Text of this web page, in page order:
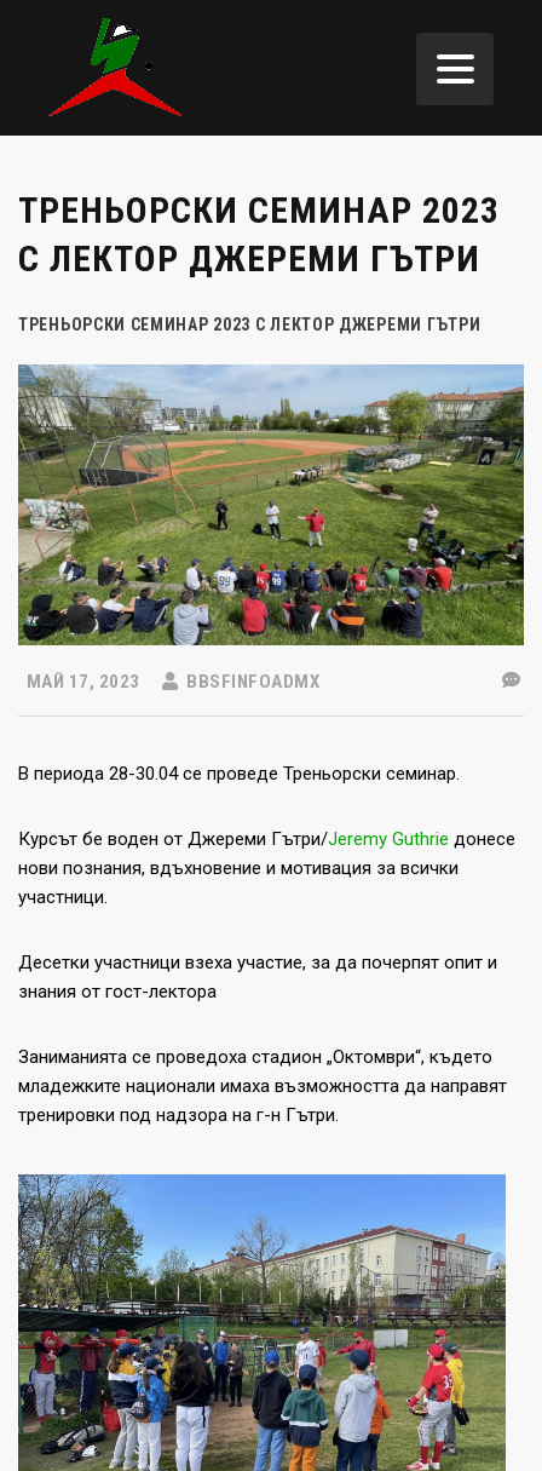
ТРЕНЬОРСКИ СЕМИНАР 2023
С ЛЕКТОР ДЖЕРЕМИ ГЪТРИ
ТРЕНЬОРСКИ СЕМИНАР 2023 С ЛЕКТОР ДЖЕРЕМИ ГЪТРИ
МАЙ 17, 2023 BBSFINFOADMX
В периода 28-30.04 се проведе Треньорски семинар.
Курсът бе воден от Джереми Гътри/Jeremy Guthrie донесе
нови познания, вдъхновение и мотивация за всички
участници.
Десетки участници взеха участие, за да почерпят опит и
знания от гост-лектора
Заниманията се проведоха стадион „Октомври“, където
младежките национали имаха възможността да направят
тренировки под надзора на г-н Гътри.